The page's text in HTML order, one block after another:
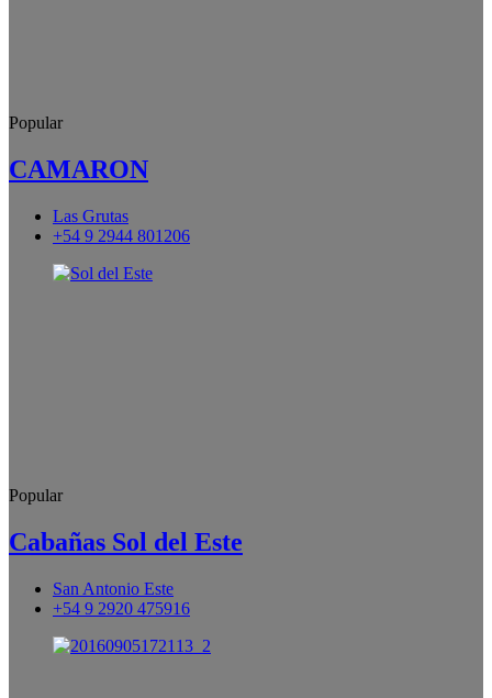
Popular
CAMARON
Las Grutas
+54 9 2944 801206
Popular
Cabañas Sol del Este
San Antonio Este
+54 9 2920 475916